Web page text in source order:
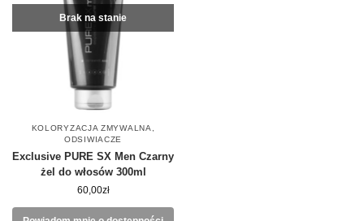
Brak na stanie
KOLORYZACJA ZMYWALNA
ODSIWIACZE
Exclusive PURE SX Men Czarny
żel do włosów 300ml
60,00zł